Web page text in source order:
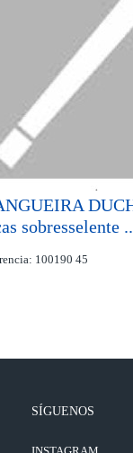
sobresselente
100190 45
SÍGUENOS